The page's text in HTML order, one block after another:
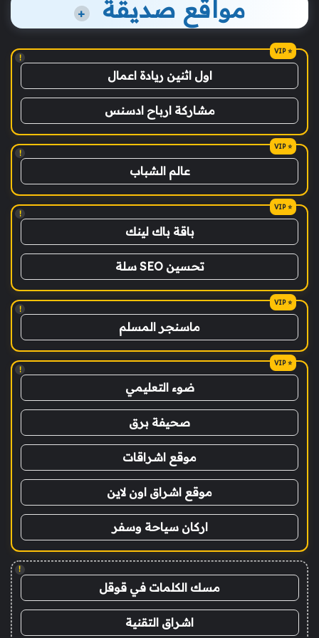
مواقع صديقة +
!
اول اثنين ريادة اعمال
مشاركة ارباح ادسنس
!
عالم الشباب
!
باقة باك لينك
تحسين SEO سلة
!
ماسنجر المسلم
!
ضوء التعليمي
صحيفة برق
موقع اشراقات
موقع اشراق اون لاين
اركان سياحة وسفر
!
مسك الكلمات في قوقل
اشراق التقنية